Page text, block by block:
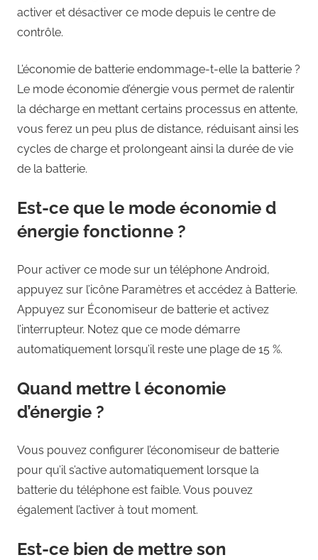
activer et désactiver ce mode depuis le centre de
contrôle.
L’économie de batterie endommage-t-elle la batterie ?
Le mode économie d’énergie vous permet de ralentir
la décharge en mettant certains processus en attente,
vous ferez un peu plus de distance, réduisant ainsi les
cycles de charge et prolongeant ainsi la durée de vie
de la batterie.
Est-ce que le mode économie d
énergie fonctionne ?
Pour activer ce mode sur un téléphone Android,
appuyez sur l’icône Paramètres et accédez à Batterie.
Appuyez sur Économiseur de batterie et activez
l’interrupteur. Notez que ce mode démarre
automatiquement lorsqu’il reste une plage de 15 %.
Quand mettre l économie
d’énergie ?
Vous pouvez configurer l’économiseur de batterie
pour qu’il s’active automatiquement lorsque la
batterie du téléphone est faible. Vous pouvez
également l’activer à tout moment.
Est-ce bien de mettre son